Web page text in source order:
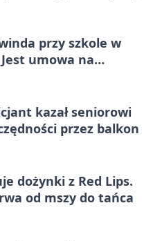
przy szkole w
umowa na
kazał seniorowi
przez balkon
dożynki z Red Lips.
od mszy do tańca